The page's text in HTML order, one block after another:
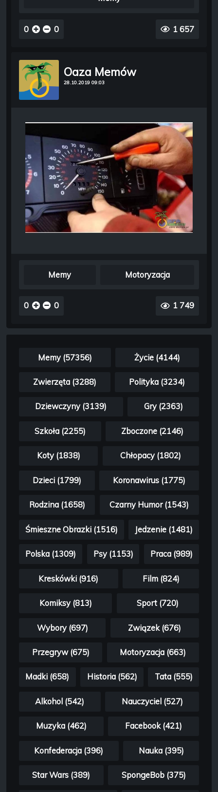
0 0 1 657
Oaza Memów
28.10.2019 09:03
Memy Motoryzacja
0 0 1 749
Memy (57356) Życie (4144)
Zwierzęta (3288) Polityka (3234)
Dziewczyny (3139) Gry (2363)
Szkoła (2255) Zboczone (2146)
Koty (1838) Chłopacy (1802)
Dzieci (1799) Koronawirus (1775)
Rodzina (1658) Czarny Humor (1543)
Śmieszne Obrazki (1516) Jedzenie (1481)
Polska (1309) Psy (1153) Praca (989)
Kreskówki (916) Film (824)
Komiksy (813) Sport (720)
Wybory (697) Związek (676)
Przegryw (675) Motoryzacja (663)
Madki (658) Historia (562) Tata (555)
Alkohol (542) Nauczyciel (527)
Muzyka (462) Facebook (421)
Konfederacja (396) Nauka (395)
Star Wars (389) SpongeBob (375)